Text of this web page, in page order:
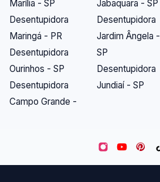
Marília - SP
Desentupidora
Maringá - PR
Desentupidora
Ourinhos - SP
Desentupidora
Campo Grande -
Jabaquara - SP
Desentupidora
Jardim Ângela -
SP
Desentupidora
Jundiaí - SP